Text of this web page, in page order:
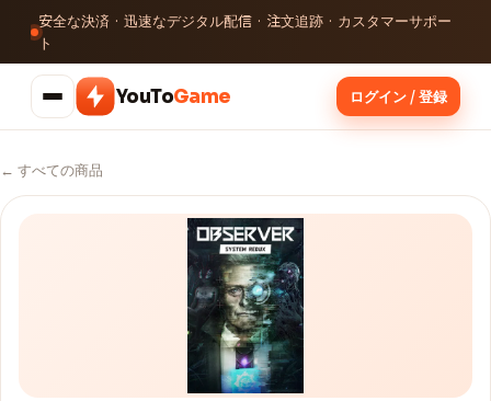
安全な決済 · 迅速なデジタル配信 · 注文追跡 · カスタマーサポー
ト
YouToGame ログイン / 登録
← すべての商品